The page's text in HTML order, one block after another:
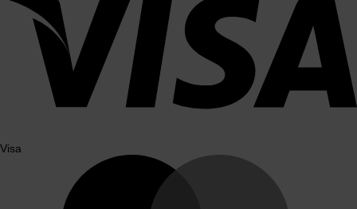
Visa